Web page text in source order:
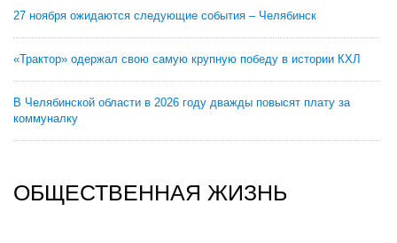
27 ноября ожидаются следующие события – Челябинск
«Трактор» одержал свою самую крупную победу в истории КХЛ
В Челябинской области в 2026 году дважды повысят плату за
коммуналку
ОБЩЕСТВЕННАЯ ЖИЗНЬ